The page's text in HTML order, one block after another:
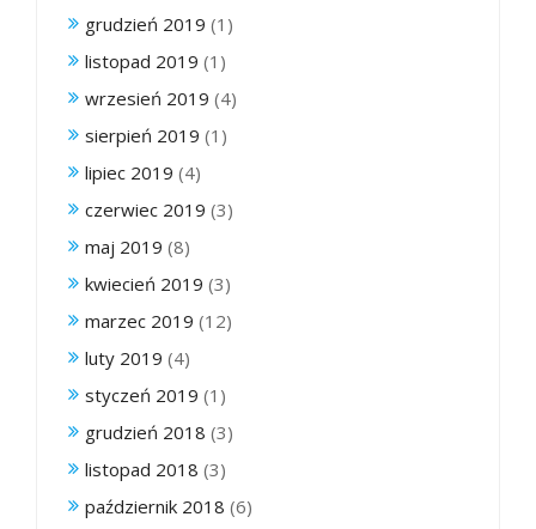
grudzień 2019 (1)
listopad 2019 (1)
wrzesień 2019 (4)
sierpień 2019 (1)
lipiec 2019 (4)
czerwiec 2019 (3)
maj 2019 (8)
kwiecień 2019 (3)
marzec 2019 (12)
luty 2019 (4)
styczeń 2019 (1)
grudzień 2018 (3)
listopad 2018 (3)
październik 2018 (6)